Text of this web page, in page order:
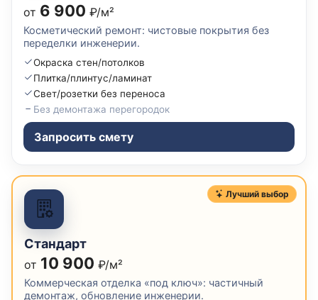
от 6 900 ₽/м²
Косметический ремонт: чистовые покрытия без
переделки инженерии.
Окраска стен/потолков
Плитка/плинтус/ламинат
Свет/розетки без переноса
Без демонтажа перегородок
Запросить смету
Лучший выбор
Стандарт
от 10 900 ₽/м²
Коммерческая отделка «под ключ»: частичный
демонтаж, обновление инженерии.